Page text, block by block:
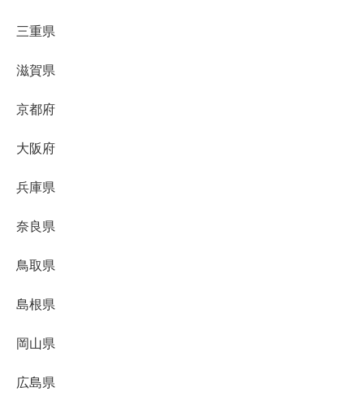
三重県
滋賀県
京都府
大阪府
兵庫県
奈良県
鳥取県
島根県
岡山県
広島県